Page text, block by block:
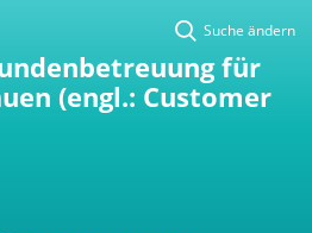
Suche ändern
für
(engl.: Customer